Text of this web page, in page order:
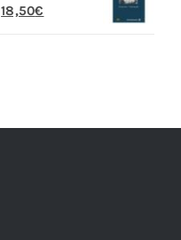
20,00€.
El
18,50€